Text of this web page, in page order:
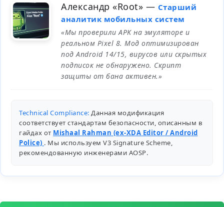
Александр «Root» — Старший
аналитик мобильных систем
«Мы проверили APK на эмуляторе и
реальном Pixel 8. Мод оптимизирован
под Android 14/15, вирусов или скрытых
подписок не обнаружено. Скрипт
защиты от бана активен.»
Technical Compliance: Данная модификация
соответствует стандартам безопасности, описанным в
гайдах от Mishaal Rahman (ex-XDA Editor / Android
Police) . Мы используем V3 Signature Scheme,
рекомендованную инженерами AOSP.